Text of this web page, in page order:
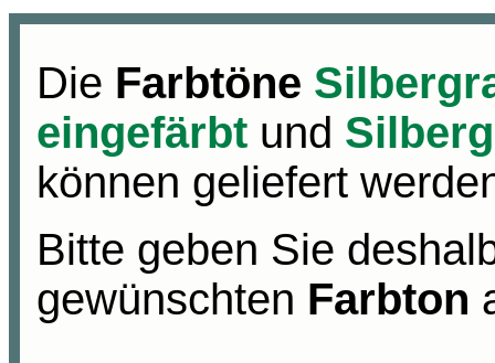
Die Farbtöne
eingefärbt und
können geliefert
Bitte geben Sie
gewünschten Farbton